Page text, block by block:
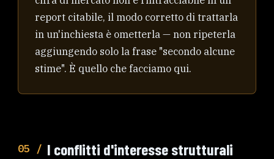
report citabile, il modo corretto di trattarla
in un'inchiesta è ometterla — non ripeterla
aggiungendo solo la frase "secondo alcune
stime". È quello che facciamo qui.
05 / I conflitti d'interesse strutturali